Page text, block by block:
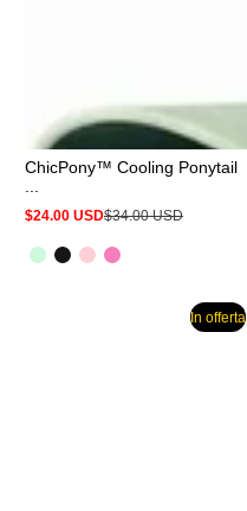
ChicPony™ Cooling Ponytail
Prezzo
offerta
$24.00 USD
Prezzo
$34.00 USD
In offerta